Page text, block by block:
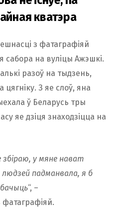
кватэра
з фатаграфіяй
сабора на вуліцы Ажэшкі.
разоў на тыдзень,
З яе слоў, яна
ў Беларусь тры
яе дзіця знаходзіцца на
збіраю, у мяне нават
людзей падманвала, я б
“, –